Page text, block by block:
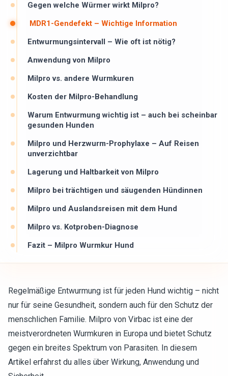
Gegen welche Würmer wirkt Milpro?
MDR1-Gendefekt – Wichtige Information
Entwurmungsintervall – Wie oft ist nötig?
Anwendung von Milpro
Milpro vs. andere Wurmkuren
Kosten der Milpro-Behandlung
Warum Entwurmung wichtig ist – auch bei scheinbar
gesunden Hunden
Milpro und Herzwurm-Prophylaxe – Auf Reisen
unverzichtbar
Lagerung und Haltbarkeit von Milpro
Milpro bei trächtigen und säugenden Hündinnen
Milpro und Auslandsreisen mit dem Hund
Milpro vs. Kotproben-Diagnose
Fazit – Milpro Wurmkur Hund
Regelmäßige Entwurmung ist für jeden Hund wichtig – nicht
nur für seine Gesundheit, sondern auch für den Schutz der
menschlichen Familie. Milpro von Virbac ist eine der
meistverordneten Wurmkuren in Europa und bietet Schutz
gegen ein breites Spektrum von Parasiten. In diesem
Artikel erfahrst du alles über Wirkung, Anwendung und